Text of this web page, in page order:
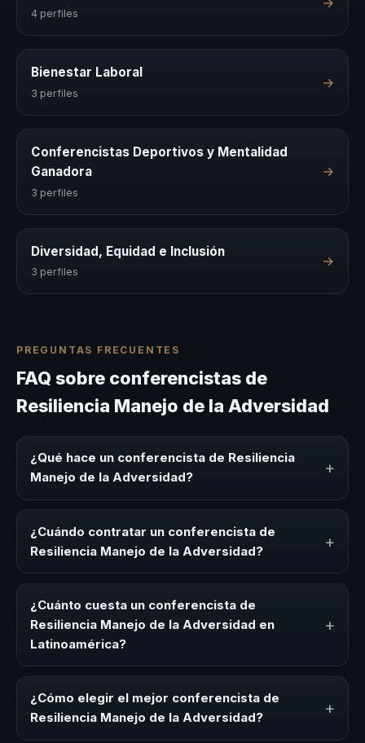
4 perfiles
Bienestar Laboral
3 perfiles
→
Conferencistas Deportivos y Mentalidad
Ganadora
3 perfiles
→
Diversidad, Equidad e Inclusión
3 perfiles
→
PREGUNTAS FRECUENTES
FAQ sobre conferencistas de
Resiliencia Manejo de la Adversidad
¿Qué hace un conferencista de Resiliencia
Manejo de la Adversidad?
+
es un experto que comparte conocimiento, estrategias y
experiencias sobre este tema en eventos corporativos,
convenciones y seminarios. Su objetivo es generar
reflexión, inspiración y herramientas aplicables para la
¿Cuándo contratar un conferencista de
Resiliencia Manejo de la Adversidad?
+
de la Adversidad para kick-offs, convenciones anuales,
programas de desarrollo, eventos de integración o
cuando tu organización necesita impulsar un cambio
cultural relacionado con esta temática.
¿Cuánto cuesta un conferencista de
Resiliencia Manejo de la Adversidad en
Latinoamérica?
+
modalidad (presencial o virtual) y la duración del evento.
En CHM Latinoamérica ofrecemos asesoría estratégica
sin costo y una propuesta en menos de 24 horas
¿Cómo elegir el mejor conferencista de
Resiliencia Manejo de la Adversidad?
+